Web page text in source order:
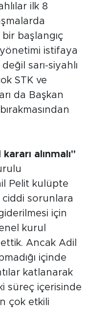
ilk 8
başlangıç
istifaya
sarı-siyahlı
STK ve
da Başkan
alınmalı"
Pelit kulüpte
sorunlara
için
kurul
Ancak Adil
içinde
katlanarak
süreç içerisinde
çok etkili